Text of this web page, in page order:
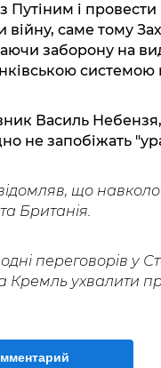
з Путіним і
саме тому
заборону на
Василь
не запобіжать
що
Британія.
переговорів у
Кремль ухвалити